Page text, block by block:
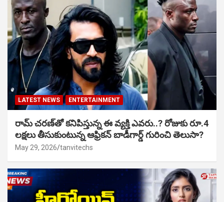
LATEST NEWS ENTERTAINMENT
రామ్ చరణ్‌తో కనిపిస్తున్న ఈ వ్యక్తి ఎవరు..? రోజుకు రూ.4
లక్షలు తీసుకుంటున్న ఆఫ్రికన్ బాడీగార్డ్ గురించి తెలుసా?
May 29, 2026 tanvitechs